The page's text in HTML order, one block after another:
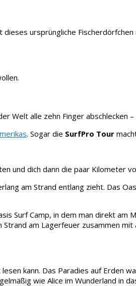
dieses ursprüngliche
Welt alle zehn Finger abschlecken
. Sogar die SurfPro Tour
und dich dann die paar Kilometer
am Strand entlang zieht. Das
Surf Camp, in dem man direkt am
Strand am Lagerfeuer zusammen
kann. Das Paradies auf Erden
wie Alice im Wunderland in